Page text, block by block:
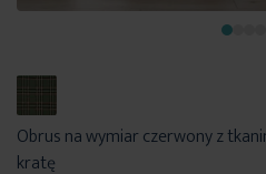
Obrus na wymiar czerwony z
kratę